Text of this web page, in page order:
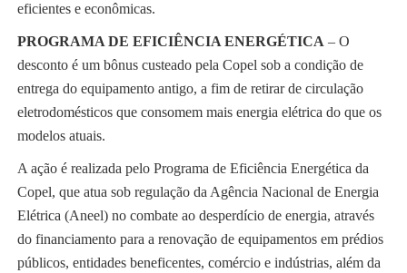
eficientes e econômicas.
PROGRAMA DE EFICIÊNCIA ENERGÉTICA – O
desconto é um bônus custeado pela Copel sob a condição de
entrega do equipamento antigo, a fim de retirar de circulação
eletrodomésticos que consomem mais energia elétrica do que os
modelos atuais.
A ação é realizada pelo Programa de Eficiência Energética da
Copel, que atua sob regulação da Agência Nacional de Energia
Elétrica (Aneel) no combate ao desperdício de energia, através
do financiamento para a renovação de equipamentos em prédios
públicos, entidades beneficentes, comércio e indústrias, além da